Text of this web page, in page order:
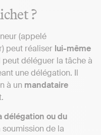
?
(appelé
peut réaliser lui-même
peut déléguer la tâche à
une délégation. Il
à un mandataire
délégation ou du
de la